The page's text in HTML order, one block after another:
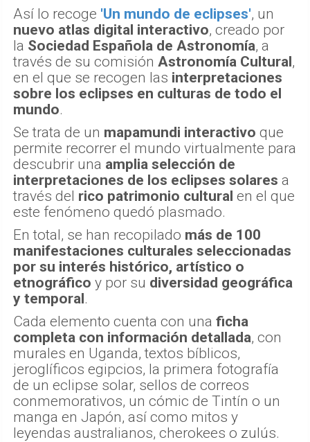
Así lo recoge 'Un mundo de eclipses', un
nuevo atlas digital interactivo, creado por
la Sociedad Española de Astronomía, a
través de su comisión Astronomía Cultural,
en el que se recogen las interpretaciones
sobre los eclipses en culturas de todo el
mundo.
Se trata de un mapamundi interactivo que
permite recorrer el mundo virtualmente para
descubrir una amplia selección de
interpretaciones de los eclipses solares a
través del rico patrimonio cultural en el que
este fenómeno quedó plasmado.
En total, se han recopilado más de 100
manifestaciones culturales seleccionadas
por su interés histórico, artístico o
etnográfico y por su diversidad geográfica
y temporal.
Cada elemento cuenta con una ficha
completa con información detallada, con
murales en Uganda, textos bíblicos,
jeroglíficos egipcios, la primera fotografía
de un eclipse solar, sellos de correos
conmemorativos, un cómic de Tintín o un
manga en Japón, así como mitos y
leyendas australianos, cherokees o zulús.